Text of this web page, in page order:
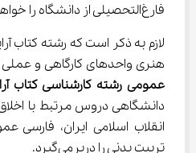
فارغ‌التحصیلی از دانشگاه را خواهند داشت.
هنری واحدهای کارگاهی و
عمومی رشته کارشناسی کتاب
دانشگاهی دروس مرتبط با
انقلاب اسلامی ایران، فارسی
تربیت بدنی را دربرمی‌گیرد.